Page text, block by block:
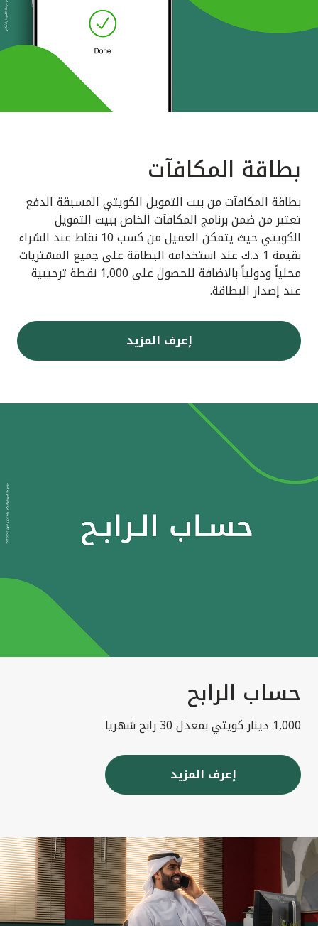
بطاقة المكافآت
بطاقة المكافآت من بيت التمويل الكويتي المسبقة الدفع
تعتبر من ضمن برنامج المكافآت الخاص ببيت التمويل
الكويتي حيث يتمكن العميل من كسب 10 نقاط عند الشراء
بقيمة 1 د.ك عند استخدامه البطاقة على جميع المشتريات
محلياً ودولياً بالاضافة للحصول على 1,000 نقطة ترحيبية
عند إصدار البطاقة.
إعرف المزيد
حساب الرابح
1,000 دينار كويتي بمعدل 30 رابح شهريا
إعرف المزيد